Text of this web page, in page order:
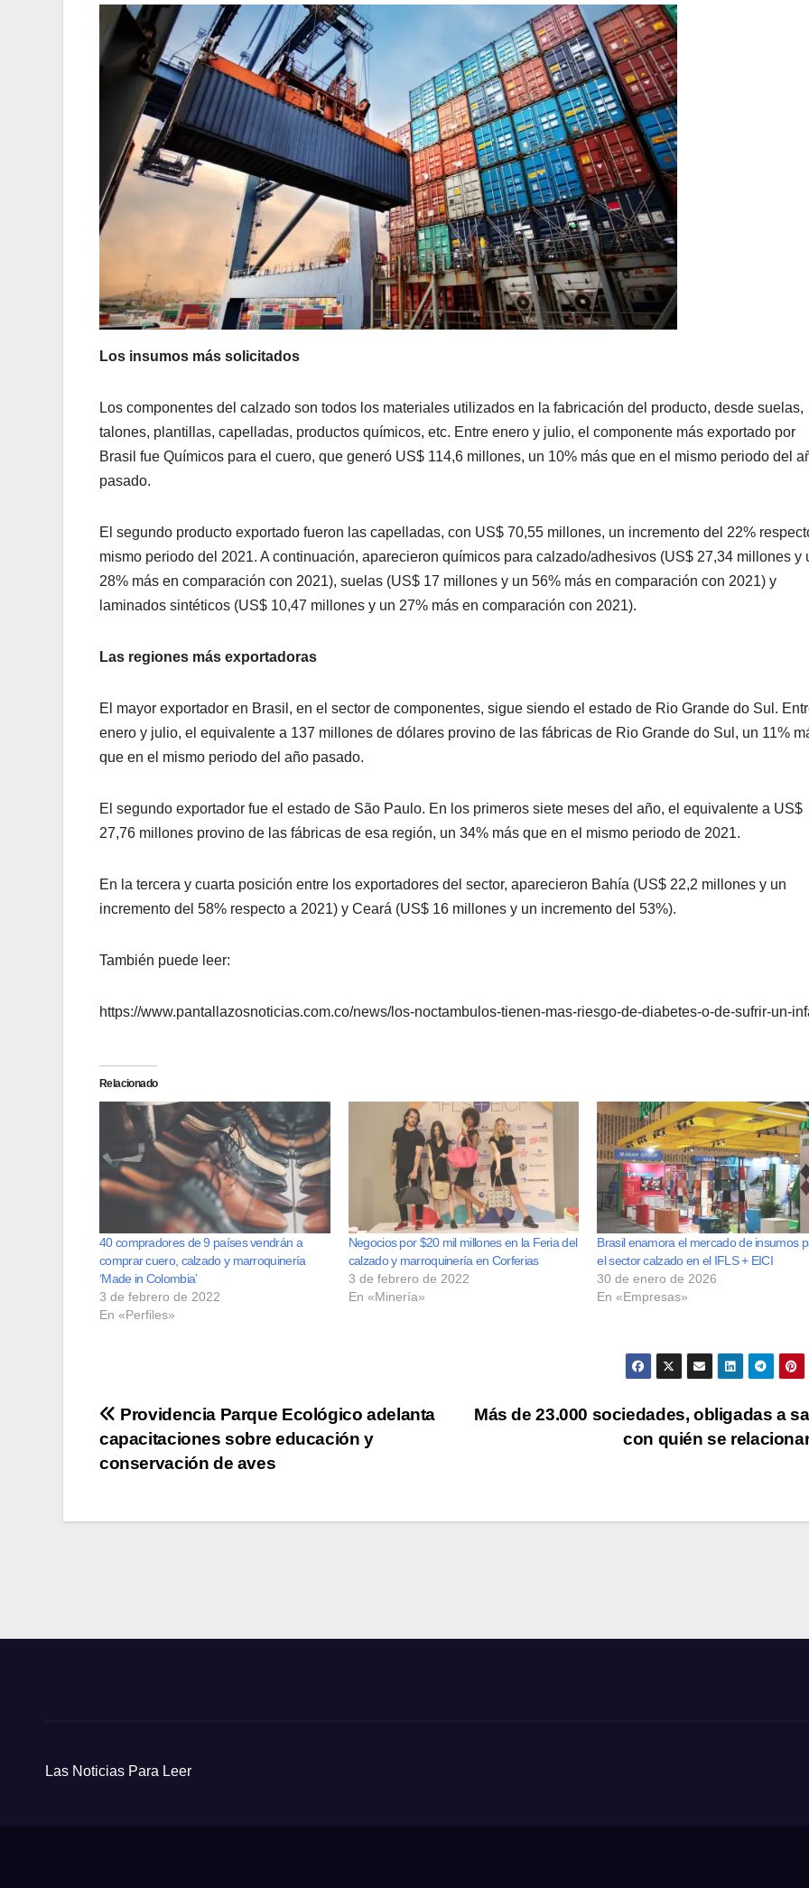
Los insumos más solicitados
Los componentes del calzado son todos los materiales utilizados en la fabricación del producto, desde suelas,
talones, plantillas, capelladas, productos químicos, etc. Entre enero y julio, el componente más exportado por
Brasil fue Químicos para el cuero, que generó US$ 114,6 millones, un 10% más que en el mismo periodo del
pasado.
El segundo producto exportado fueron las capelladas, con US$ 70,55 millones, un incremento del 22%
mismo periodo del 2021. A continuación, aparecieron químicos para calzado/adhesivos (US$ 27,34 millones y
28% más en comparación con 2021), suelas (US$ 17 millones y un 56% más en comparación con 2021) y
laminados sintéticos (US$ 10,47 millones y un 27% más en comparación con 2021).
Las regiones más exportadoras
El mayor exportador en Brasil, en el sector de componentes, sigue siendo el estado de Rio Grande do Sul.
enero y julio, el equivalente a 137 millones de dólares provino de las fábricas de Rio Grande do Sul, un 11%
que en el mismo periodo del año pasado.
El segundo exportador fue el estado de São Paulo. En los primeros siete meses del año, el equivalente a US$
27,76 millones provino de las fábricas de esa región, un 34% más que en el mismo periodo de 2021.
En la tercera y cuarta posición entre los exportadores del sector, aparecieron Bahía (US$ 22,2 millones y un
incremento del 58% respecto a 2021) y Ceará (US$ 16 millones y un incremento del 53%).
También puede leer:
https://www.pantallazosnoticias.com.co/news/los-noctambulos-tienen-mas-riesgo-de-diabetes-o-de-sufrir-un-
Relacionado
40 compradores de 9 países vendrán a
comprar cuero, calzado y marroquinería
‘Made in Colombia’
3 de febrero de 2022
En «Perfiles»
Negocios por $20 mil millones en la Feria del
calzado y marroquinería en Corferias
3 de febrero de 2022
En «Minería»
Brasil enamora el mercado de insumos
el sector calzado en el IFLS + EICI
30 de enero de 2026
En «Empresas»
Navegación
de
Más de 23.000 sociedades, obligadas a
con quién se
Providencia Parque Ecológico adelanta
capacitaciones sobre educación y
conservación de aves
Las Noticias Para Leer